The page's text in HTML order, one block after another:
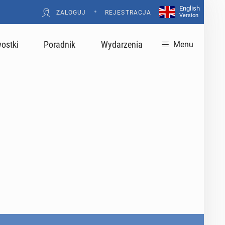
ZALOGUJ • REJESTRACJA
English
Version
Poradnik Wydarzenia Menu